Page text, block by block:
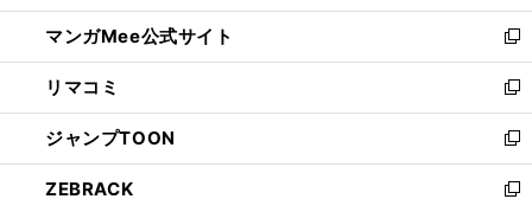
開
く
ン
ド
ウ
で
開
く
ウ
ィ
ン
ド
ウ
で
開
く
し
い
ウ
ィ
ン
ド
ウ
で
マンガMee公式サイト
新
し
い
ウ
ィ
ン
ド
リマコミ
新
し
い
ウ
ィ
ジャンプTOON
新
し
い
ZEBRACK
新